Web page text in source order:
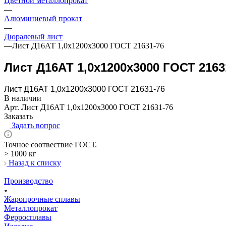
—
Алюминиевый прокат
—
Дюралевый лист
—Лист Д16АТ 1,0х1200х3000 ГОСТ 21631-76
Лист Д16АТ 1,0х1200х3000 ГОСТ
Лист Д16АТ 1,0х1200х3000 ГОСТ 21631-76
В наличии
Арт. Лист Д16АТ 1,0х1200х3000 ГОСТ 21631-76
Заказать
Задать вопрос
Точное соотвествие ГОСТ.
> 1000 кг
Назад к списку
Производство
Жаропрочные сплавы
Металлопрокат
Ферросплавы